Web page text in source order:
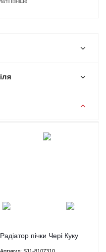
Радіатор пічки Чері Куку